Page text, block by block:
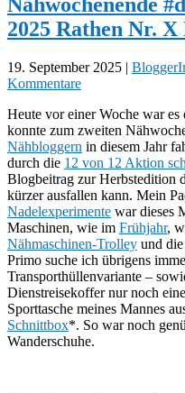
2025 Rathen Nr.
19. September 2025 |
Kommentare
Heute vor einer Woche war
konnte zum zweiten
Nähbloggern in diesem Jahr
durch die 12 von 12 Aktion
Blogbeitrag zur Herbstedition
kürzer ausfallen kann. Mein
Nadelexperimente war dieses
Maschinen, wie im Frühjahr,
Nähmaschinen-Trolley und die
Primo suche ich übrigens
Transporthüllenvariante –
Dienstreisekoffer nur noch
Sporttasche meines Mannes
Schnittbox*. So war noch
Wanderschuhe.